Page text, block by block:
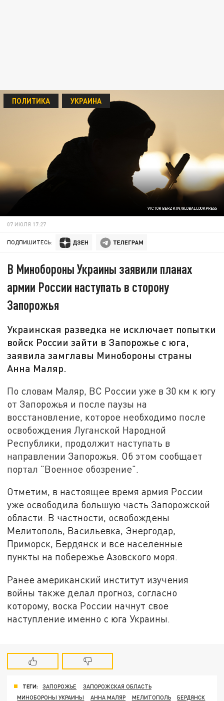
VICTOR BERZKIN/GLOBALLOOKPRESS
ПОЛИТИКА УКРАИНА
07 ИЮЛЯ 17:27
ПОДПИШИТЕСЬ:
В Минобороны Украины заявили планах
армии России наступать в сторону
Запорожья
Украинская разведка не исключает попытки
войск России зайти в Запорожье с юга,
заявила замглавы Минобороны страны
Анна Маляр.
По словам Маляр, ВС России уже в 30 км к югу
от Запорожья и после паузы на
восстановление, которое необходимо после
освобождения Луганской Народной
Республики, продолжит наступать в
направлении Запорожья. Об этом сообщает
портал "Военное обозрение".
Отметим, в настоящее время армия России
уже освободила большую часть Запорожской
области. В частности, освобождены
Мелитополь, Васильевка, Энергодар,
Приморск, Бердянск и все населенные
пункты на побережье Азовского моря.
Ранее американский институт изучения
войны также делал прогноз, согласно
которому, воска России начнут свое
наступление именно с юга Украины.
ТЕГИ: ЗАПОРОЖЬЕ
ЗАПОРОЖСКАЯ ОБЛАСТЬ
МИНОБОРОНЫ УКРАИНЫ
АННА МАЛЯР МЕЛИТОПОЛЬ БЕРДЯНСК